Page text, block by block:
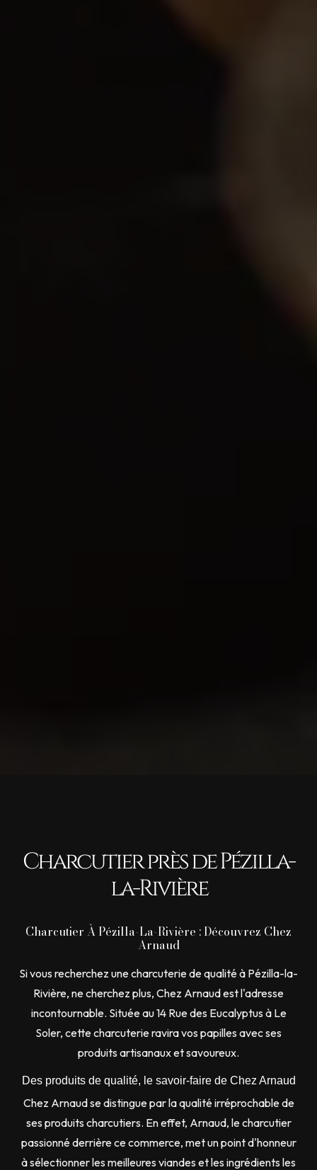
Charcutier près de Pézilla-
la-Rivière
Charcutier À Pézilla-La-Rivière : Découvrez Chez
Arnaud
Si vous recherchez une charcuterie de qualité à Pézilla-la-
Rivière, ne cherchez plus, Chez Arnaud est l'adresse
incontournable. Située au 14 Rue des Eucalyptus à Le
Soler, cette charcuterie ravira vos papilles avec ses
produits artisanaux et savoureux.
Des produits de qualité, le savoir-faire de Chez Arnaud
Chez Arnaud se distingue par la qualité irréprochable de
ses produits charcutiers. En effet, Arnaud, le charcutier
passionné derrière ce commerce, met un point d'honneur
à sélectionner les meilleures viandes et les ingrédients les